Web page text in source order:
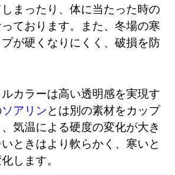
まったり、体に当たった時の
ております。また、冬場の寒
が硬くなりにくく、破損を防
カラーは高い透明感を実現す
ソアリンとは別の素材をカップ
気温による硬度の変化が大き
ときはより軟らかく、寒いと
します。